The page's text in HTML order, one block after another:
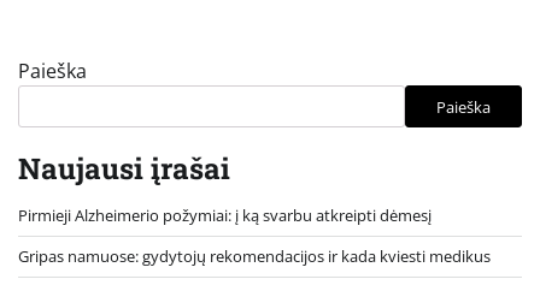
Paieška
Paieška
Naujausi įrašai
Pirmieji Alzheimerio požymiai: į ką svarbu atkreipti dėmesį
Gripas namuose: gydytojų rekomendacijos ir kada kviesti medikus